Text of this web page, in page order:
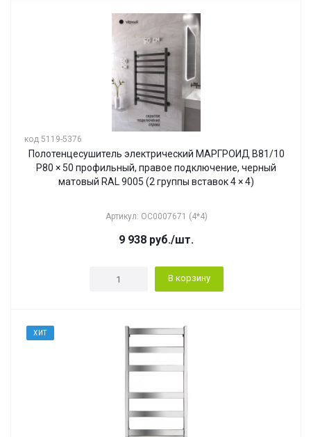
код 5119-5376
Полотенцесушитель электрический МАРГРОИД В81/10
P80 × 50 профильный, правое подключение, черный
матовый RAL 9005 (2 группы вставок 4 × 4)
Артикул: ОС0007671 (4*4)
9 938 руб./шт.
В корзину
ХИТ